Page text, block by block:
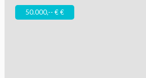
50.000,-- € €